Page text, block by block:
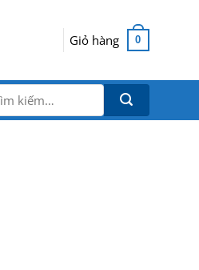
Giỏ hàng 0